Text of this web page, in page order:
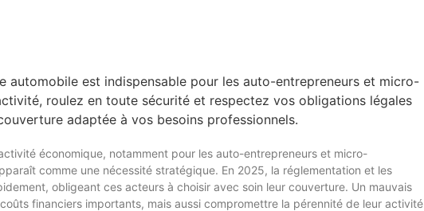
économique, notamment pour les auto-entrepreneurs et micro-
comme une nécessité stratégique. En 2025, la réglementation et les
obligeant ces acteurs à choisir avec soin leur couverture. Un mauvais
financiers importants, mais aussi compromettre la pérennité de leur